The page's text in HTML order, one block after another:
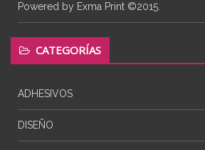
Powered by Exma Print ©2015.
CATEGORÍAS
ADHESIVOS
DISEÑO